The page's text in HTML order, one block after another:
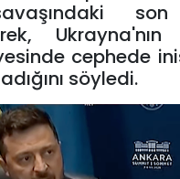
cephede
söyledi.